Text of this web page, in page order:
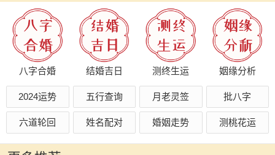
八字合婚 结婚吉日 测终生运 姻缘分析
2024运势 五行查询 月老灵签 批八字
六道轮回 姓名配对 婚姻走势 测桃花运